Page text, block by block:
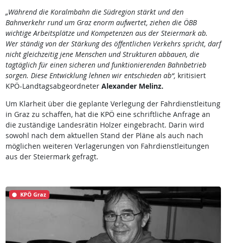
„Während die Koralmbahn die Südregion stärkt und den
Bahnverkehr rund um Graz enorm aufwertet, ziehen die ÖBB
wichtige Arbeitsplätze und Kompetenzen aus der Steiermark ab.
Wer ständig von der Stärkung des öffentlichen Verkehrs spricht, darf
nicht gleichzeitig jene Menschen und Strukturen abbauen, die
tagtäglich für einen sicheren und funktionierenden Bahnbetrieb
sorgen. Diese Entwicklung lehnen wir entschieden ab“, kritisiert
KPÖ-Landtagsabgeordneter Alexander Melinz.
Um Klarheit über die geplante Verlegung der Fahrdienstleitung
in Graz zu schaffen, hat die KPÖ eine schriftliche Anfrage an
die zuständige Landesrätin Holzer eingebracht. Darin wird
sowohl nach dem aktuellen Stand der Pläne als auch nach
möglichen weiteren Verlagerungen von Fahrdienstleitungen
aus der Steiermark gefragt.
KPÖ Graz